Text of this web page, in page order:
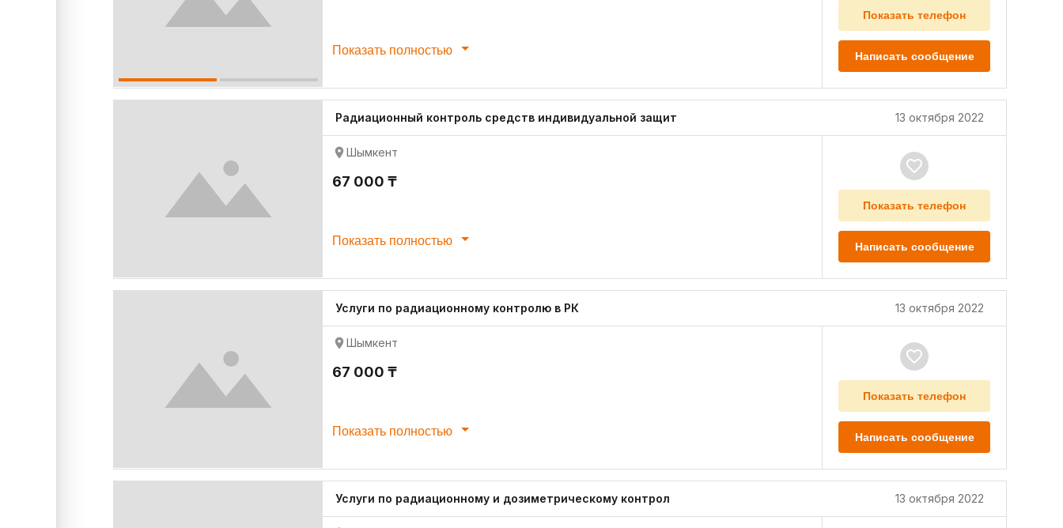
Показать полностью
Показать телефон
Написать сообщение
Радиационный контроль средств индивидуальной защит 13 октября 2022
Шымкент
67 000 ₸
Показать полностью
Показать телефон
Написать сообщение
Услуги по радиационному контролю в РК 13 октября 2022
Шымкент
67 000 ₸
Показать полностью
Показать телефон
Написать сообщение
Услуги по радиационному и дозиметрическому контрол 13 октября 2022